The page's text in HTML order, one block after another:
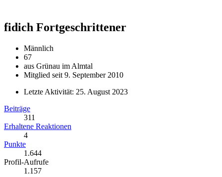
fidich Fortgeschrittener
Männlich
67
aus Grünau im Almtal
Mitglied seit 9. September 2010
Letzte Aktivität: 25. August 2023
Beiträge
311
Erhaltene Reaktionen
4
Punkte
1.644
Profil-Aufrufe
1.157